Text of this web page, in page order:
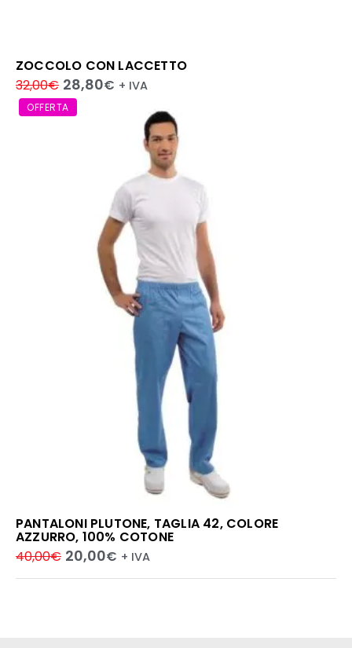
ZOCCOLO CON LACCETTO
32,00€ 28,80€ + IVA
OFFERTA
PANTALONI PLUTONE, TAGLIA 42, COLORE
AZZURRO, 100% COTONE
40,00€ 20,00€ + IVA